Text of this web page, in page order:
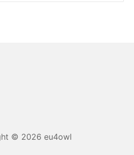
© 2026 eu4owl